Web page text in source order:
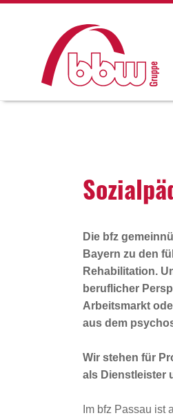
Die bfz
Bayern zu den
Rehabilitation.
beruflicher
Arbeitsmarkt
aus dem
Wir stehen für
als Dienstleister
Im bfz Passau ist